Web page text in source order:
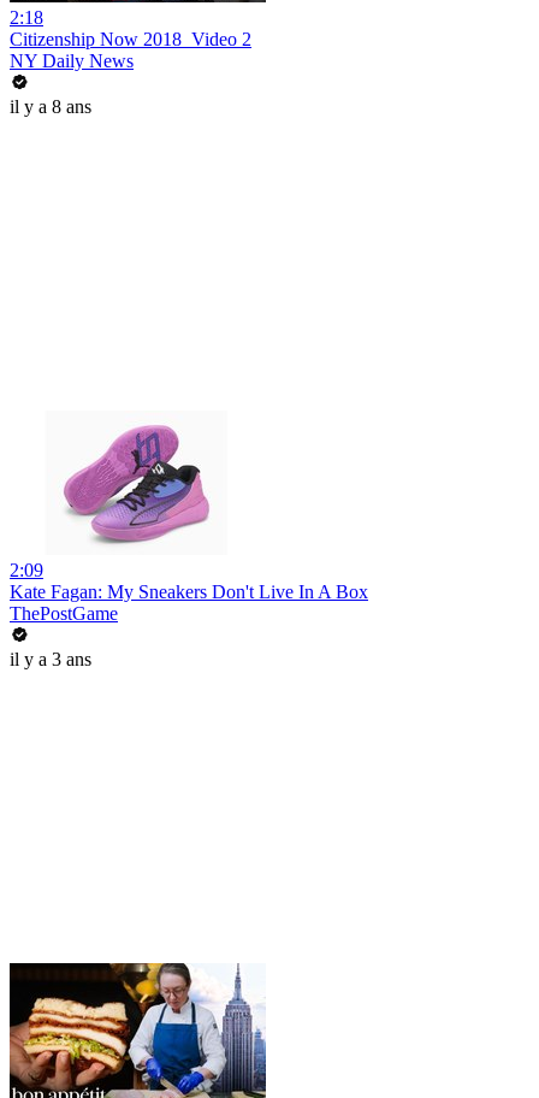
2:18
Citizenship Now 2018_Video 2
NY Daily News
il y a 8 ans
2:09
Kate Fagan: My Sneakers Don't Live In A Box
ThePostGame
il y a 3 ans